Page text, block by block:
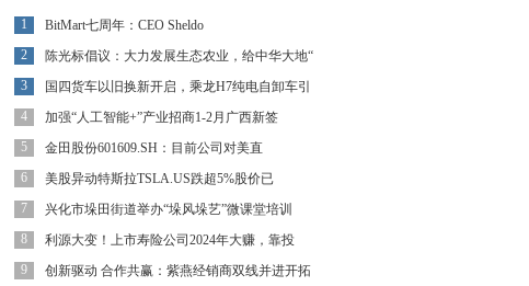
1
BitMart七周年：CEO Sheldo
2
陈光标倡议：大力发展生态农业，给中华大地“
3
国四货车以旧换新开启，乘龙H7纯电自卸车引
4
加强“人工智能+”产业招商1-2月广西新签
5
金田股份601609.SH：目前公司对美直
6
美股异动特斯拉TSLA.US跌超5%股价已
7
兴化市垛田街道举办“垛风垛艺”微课堂培训
8
利源大变！上市寿险公司2024年大赚，靠投
9
创新驱动 合作共赢：紫燕经销商双线并进开拓